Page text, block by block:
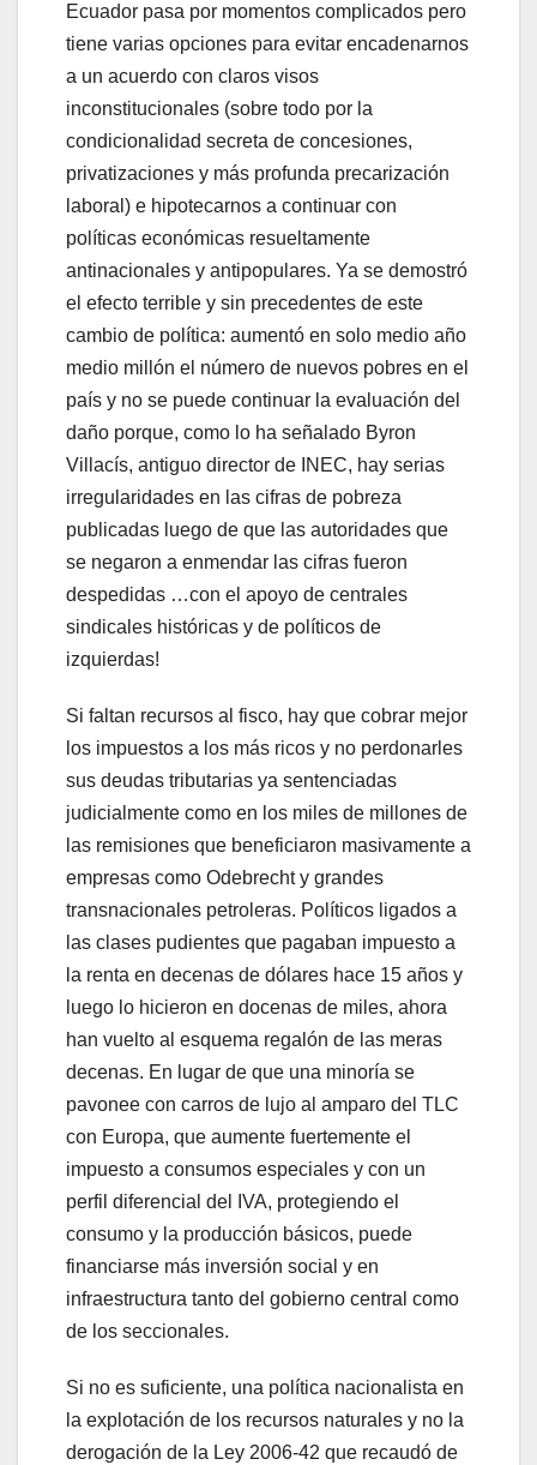
Ecuador pasa por momentos complicados pero
tiene varias opciones para evitar encadenarnos
a un acuerdo con claros visos
inconstitucionales (sobre todo por la
condicionalidad secreta de concesiones,
privatizaciones y más profunda precarización
laboral) e hipotecarnos a continuar con
políticas económicas resueltamente
antinacionales y antipopulares. Ya se demostró
el efecto terrible y sin precedentes de este
cambio de política: aumentó en solo medio año
medio millón el número de nuevos pobres en el
país y no se puede continuar la evaluación del
daño porque, como lo ha señalado Byron
Villacís, antiguo director de INEC, hay serias
irregularidades en las cifras de pobreza
publicadas luego de que las autoridades que
se negaron a enmendar las cifras fueron
despedidas …con el apoyo de centrales
sindicales históricas y de políticos de
izquierdas!
Si faltan recursos al fisco, hay que cobrar mejor
los impuestos a los más ricos y no perdonarles
sus deudas tributarias ya sentenciadas
judicialmente como en los miles de millones de
las remisiones que beneficiaron masivamente a
empresas como Odebrecht y grandes
transnacionales petroleras. Políticos ligados a
las clases pudientes que pagaban impuesto a
la renta en decenas de dólares hace 15 años y
luego lo hicieron en docenas de miles, ahora
han vuelto al esquema regalón de las meras
decenas. En lugar de que una minoría se
pavonee con carros de lujo al amparo del TLC
con Europa, que aumente fuertemente el
impuesto a consumos especiales y con un
perfil diferencial del IVA, protegiendo el
consumo y la producción básicos, puede
financiarse más inversión social y en
infraestructura tanto del gobierno central como
de los seccionales.
Si no es suficiente, una política nacionalista en
la explotación de los recursos naturales y no la
derogación de la Ley 2006-42 que recaudó de